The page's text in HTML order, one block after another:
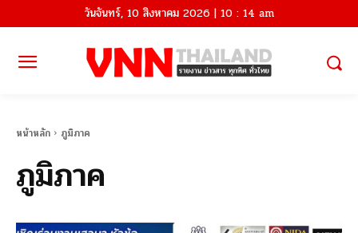
วันจันทร์, 10 สิงหาคม 2026 | 10 : 14 am
หน้าหลัก ภูมิภาค
ภูมิภาค